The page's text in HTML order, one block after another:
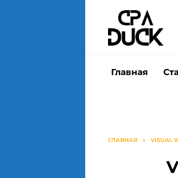
содержанию
Главная
ГЛАВНАЯ » VISUAL